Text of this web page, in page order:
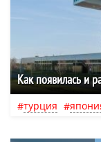
Как появилась и
турция